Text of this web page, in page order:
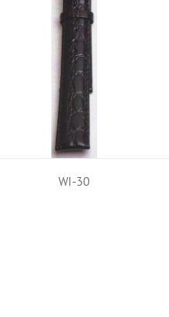
WI-30